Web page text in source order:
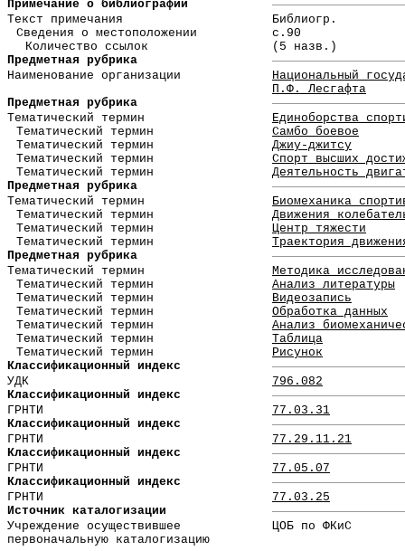
Примечание о библиографии
Текст примечания
Библиогр.
Сведения о местоположении
с.90
Количество ссылок
(5 назв.)
Предметная рубрика
Наименование организации
Национальный
П.Ф. Лесгафта
Предметная рубрика
Тематический термин
Единоборства
Тематический термин
Самбо боевое
Тематический термин
Джиу-джитсу
Тематический термин
Спорт высших
Тематический термин
Деятельность
Предметная рубрика
Тематический термин
Биомеханика
Тематический термин
Движения
Тематический термин
Центр тяжести
Тематический термин
Траектория
Предметная рубрика
Тематический термин
Методика
Тематический термин
Анализ литературы
Тематический термин
Видеозапись
Тематический термин
Обработка данных
Тематический термин
Анализ
Тематический термин
Таблица
Тематический термин
Рисунок
Классификационный индекс
УДК
796.082
Классификационный индекс
ГРНТИ
77.03.31
Классификационный индекс
ГРНТИ
77.29.11.21
Классификационный индекс
ГРНТИ
77.05.07
Классификационный индекс
ГРНТИ
77.03.25
Источник каталогизации
Учреждение осуществившее
первоначальную каталогизацию
ЦОБ по ФКиС